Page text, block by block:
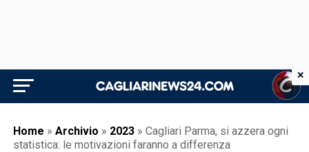
Home » Archivio » 2023 » Cagliari Parma, si azzera ogni
statistica: le motivazioni faranno a differenza
×